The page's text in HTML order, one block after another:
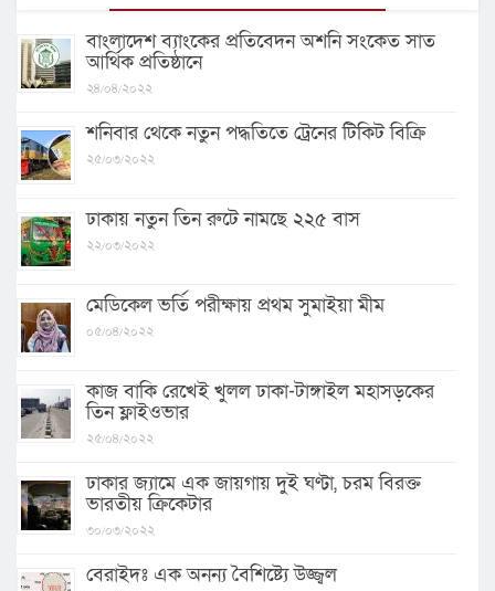
বাংলাদেশ ব্যাংকের প্রতিবেদন অশনি সংকেত সাত
আর্থিক প্রতিষ্ঠানে
২৪/০৪/২০২২
শনিবার থেকে নতুন পদ্ধতিতে ট্রেনের টিকিট বিক্রি
২৫/০৩/২০২২
ঢাকায় নতুন তিন রুটে নামছে ২২৫ বাস
২২/০৩/২০২২
মেডিকেল ভর্তি পরীক্ষায় প্রথম সুমাইয়া মীম
০৫/০৪/২০২২
কাজ বাকি রেখেই খুলল ঢাকা-টাঙ্গাইল মহাসড়কের
তিন ফ্লাইওভার
২৫/০৪/২০২২
ঢাকার জ্যামে এক জায়গায় দুই ঘণ্টা, চরম বিরক্ত
ভারতীয় ক্রিকেটার
৩০/০৩/২০২২
বেরাইদঃ এক অনন্য বৈশিষ্ট্যে উজ্জ্বল